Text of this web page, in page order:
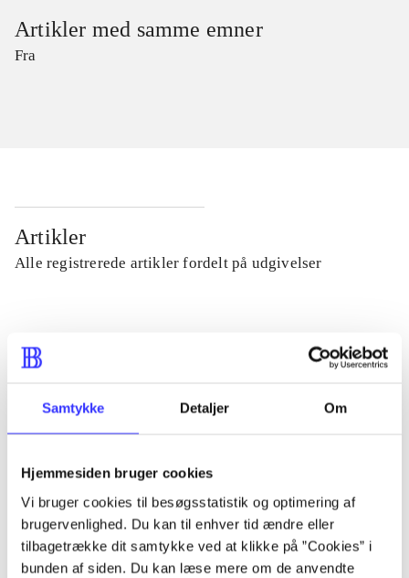
Samtykke Detaljer Om
Hjemmesiden bruger cookies
Vi bruger cookies til besøgsstatistik og optimering af
brugervenlighed. Du kan til enhver tid ændre eller
tilbagetrække dit samtykke ved at klikke på ”Cookies” i
bunden af siden. Du kan læse mere om de anvendte
Artikler med samme emner
Fra
Artikler
Alle registrerede artikler fordelt på udgivelser
...
...
...